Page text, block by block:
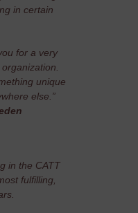
in certain
for a very
unique
else.”
in the CATT
fulfilling,